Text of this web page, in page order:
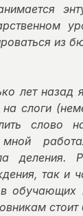
из
лет назад
слоги
слово
деления.
так и
в